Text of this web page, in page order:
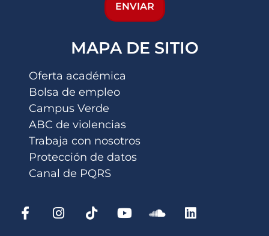
ENVIAR
MAPA DE SITIO
Oferta académica
Bolsa de empleo
Campus Verde
ABC de violencias
Trabaja con nosotros
Protección de datos
Canal de PQRS